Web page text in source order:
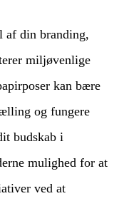
af din branding,
miljøvenlige
kan bære
og fungere
budskab i
mulighed for at
ved at